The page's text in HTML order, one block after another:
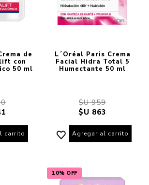
de
con
50 ml
carrito
L´Oréal Paris Crema
Facial Hidra Total 5
Humectante 50 ml
$U 959
$U 863
Agregar al carrito
10% OFF